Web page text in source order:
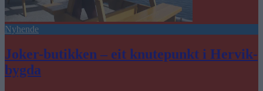
Nyhende
Joker-butikken – eit knutepunkt i Hervik-
bygda